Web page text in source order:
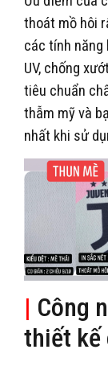
thoát mồ hôi
các tính năng
UV, chống
tiêu chuẩn
thẫm mỹ và
nhất khi sử
| Công
thiết kế